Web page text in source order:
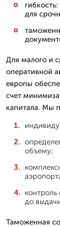
для
Для малого и
оперативной
европы
счет
капитала. Мы
объему;
до
Таможенная